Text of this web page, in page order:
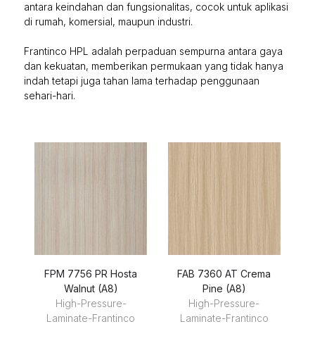
antara keindahan dan fungsionalitas, cocok untuk aplikasi
di rumah, komersial, maupun industri.
Frantinco HPL adalah perpaduan sempurna antara gaya
dan kekuatan, memberikan permukaan yang tidak hanya
indah tetapi juga tahan lama terhadap penggunaan
sehari-hari.
FPM 7756 PR Hosta
Walnut (A8)
High-Pressure-
Laminate-Frantinco
FAB 7360 AT Crema
Pine (A8)
High-Pressure-
Laminate-Frantinco